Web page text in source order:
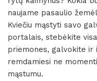
naujame pasaulio
Kviečiu mąstyti savo
portalais, stebėkite
priemones, galvokite ir
remdamiesi ne
mąstumu.